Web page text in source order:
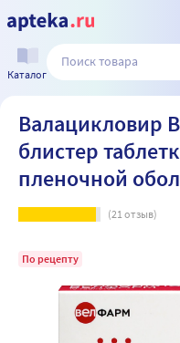
Каталог
Валацикловир
блистер
пленочной
(21отзыв)
По рецепту